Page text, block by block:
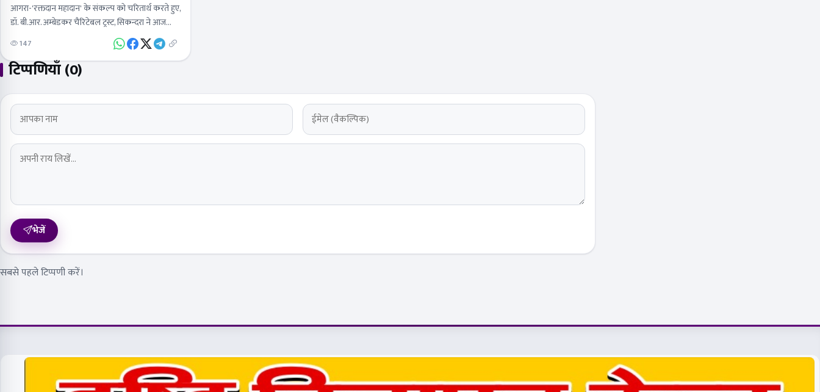
​आगरा-'रक्तदान महादान' के संकल्प को चरितार्थ करते हुए,
डॉ. बी.आर. अम्बेडकर चैरिटेबल ट्रस्ट, सिकन्दरा ने आज
आवास विकास कॉलोनी में एक विशाल रक्तदान शिविर का
आयोजन किया। इस…
147
टिप्पणियाँ (0)
भेजें
सबसे पहले टिप्पणी करें।